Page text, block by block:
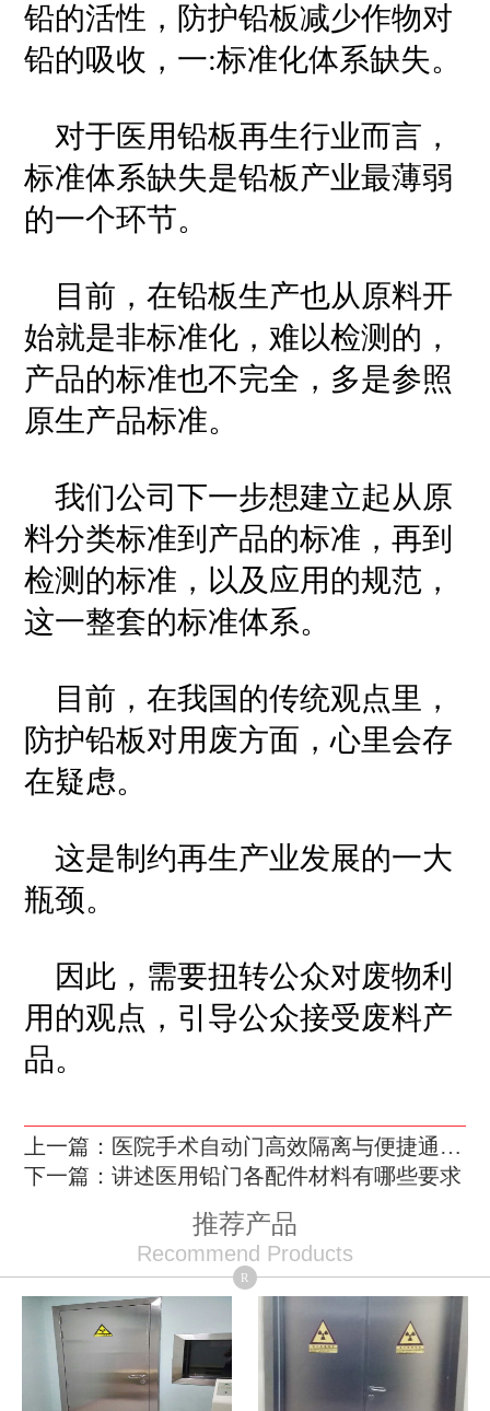
铅的活性，防护铅板减少作物对
铅的吸收，一:标准化体系缺失。
对于医用铅板再生行业而言，
标准体系缺失是铅板产业最薄弱
的一个环节。
目前，在铅板生产也从原料开
始就是非标准化，难以检测的，
产品的标准也不完全，多是参照
原生产品标准。
我们公司下一步想建立起从原
料分类标准到产品的标准，再到
检测的标准，以及应用的规范，
这一整套的标准体系。
目前，在我国的传统观点里，
防护铅板对用废方面，心里会存
在疑虑。
这是制约再生产业发展的一大
瓶颈。
因此，需要扭转公众对废物利
用的观点，引导公众接受废料产
品。
上一篇：医院手术自动门高效隔离与便捷通行的完美融合
下一篇：讲述医用铅门各配件材料有哪些要求
推荐产品
Recommend Products
R